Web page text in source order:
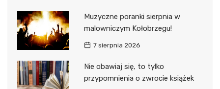
Muzyczne poranki sierpnia w
malowniczym Kołobrzegu!
7 sierpnia 2026
Nie obawiaj się, to tylko
przypomnienia o zwrocie książek